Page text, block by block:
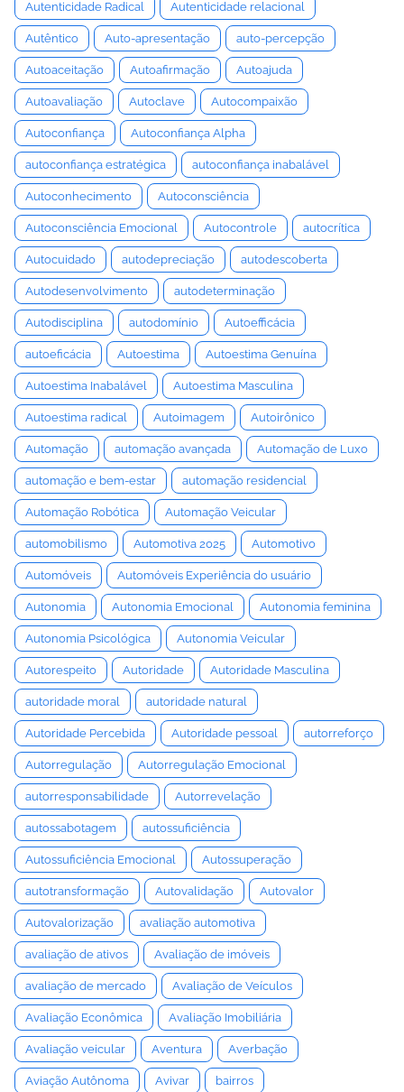
Autenticidade Radical Autenticidade relacional
Autêntico Auto-apresentação auto-percepção
Autoaceitação Autoafirmação Autoajuda
Autoavaliação Autoclave Autocompaixão
Autoconfiança Autoconfiança Alpha
autoconfiança estratégica autoconfiança inabalável
Autoconhecimento Autoconsciência
Autoconsciência Emocional Autocontrole autocrítica
Autocuidado autodepreciação autodescoberta
Autodesenvolvimento autodeterminação
Autodisciplina autodomínio Autoefficácia
autoeficácia Autoestima Autoestima Genuína
Autoestima Inabalável Autoestima Masculina
Autoestima radical Autoimagem Autoirônico
Automação automação avançada Automação de Luxo
automação e bem-estar automação residencial
Automação Robótica Automação Veicular
automobilismo Automotiva 2025 Automotivo
Automóveis Automóveis Experiência do usuário
Autonomia Autonomia Emocional Autonomia feminina
Autonomia Psicológica Autonomia Veicular
Autorespeito Autoridade Autoridade Masculina
autoridade moral autoridade natural
Autoridade Percebida Autoridade pessoal autorreforço
Autorregulação Autorregulação Emocional
autorresponsabilidade Autorrevelação
autossabotagem autossuficiência
Autossuficiência Emocional Autossuperação
autotransformação Autovalidação Autovalor
Autovalorização avaliação automotiva
avaliação de ativos Avaliação de imóveis
avaliação de mercado Avaliação de Veículos
Avaliação Econômica Avaliação Imobiliária
Avaliação veicular Aventura Averbação
Aviação Autônoma Avivar bairros